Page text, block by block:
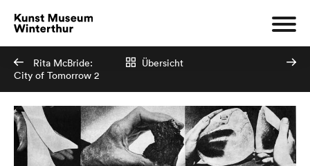
Rita McBride:
City of Tomorrow 2
Übersicht